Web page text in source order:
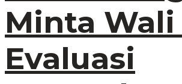
Minta Wali
Evaluasi